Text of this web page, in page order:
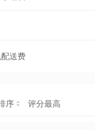
送费
序 评分最高